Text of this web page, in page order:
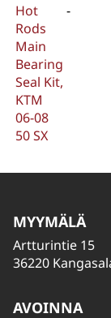
Hot
Rods
Main
Bearing
Seal Kit,
KTM
06-08
50 SX
-
MYYMÄLÄ
Artturintie 15
36220
AVOINNA